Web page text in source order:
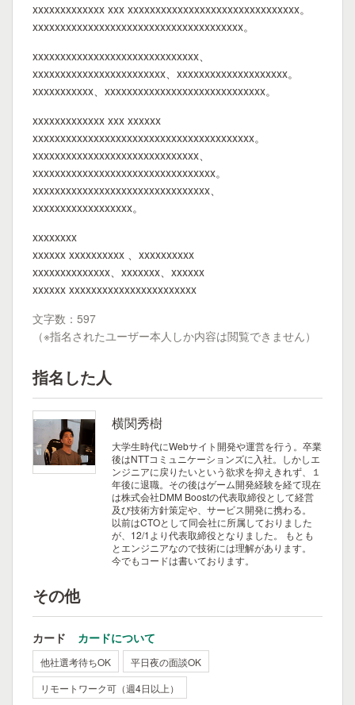
xxxxxxxxxxxxx xxx xxxxxxxxxxxxxxxxxxxxxxxxxxxxxxx。
xxxxxxxxxxxxxxxxxxxxxxxxxxxxxxxxxxxxxx。
xxxxxxxxxxxxxxxxxxxxxxxxxxxxxx、
xxxxxxxxxxxxxxxxxxxxxxxx、xxxxxxxxxxxxxxxxxxxx。
xxxxxxxxxxx、xxxxxxxxxxxxxxxxxxxxxxxxxxxxx。
xxxxxxxxxxxxx xxx xxxxxx
xxxxxxxxxxxxxxxxxxxxxxxxxxxxxxxxxxxxxxxx。
xxxxxxxxxxxxxxxxxxxxxxxxxxxxxx、
xxxxxxxxxxxxxxxxxxxxxxxxxxxxxxxxx。
xxxxxxxxxxxxxxxxxxxxxxxxxxxxxxxx、
xxxxxxxxxxxxxxxxxx。
xxxxxxxx
xxxxxx xxxxxxxxxx 、xxxxxxxxxx
xxxxxxxxxxxxxx、xxxxxxx、xxxxxx
xxxxxx xxxxxxxxxxxxxxxxxxxxxxx
文字数：597
（※指名されたユーザー本人しか内容は閲覧できません）
指名した人
横関秀樹
大学生時代にWebサイト開発や運営を行う。卒業
後はNTTコミュニケーションズに入社。しかしエ
ンジニアに戻りたいという欲求を抑えきれず、１
年後に退職。その後はゲーム開発経験を経て現在
は株式会社DMM Boostの代表取締役として経営
及び技術方針策定や、サービス開発に携わる。
以前はCTOとして同会社に所属しておりました
が、12/1より代表取締役となりました。
もとも
とエンジニアなので技術には理解があります。
今でもコードは書いております。
その他
カード カードについて
他社選考待ちOK
平日夜の面談OK
リモートワーク可（週4日以上）